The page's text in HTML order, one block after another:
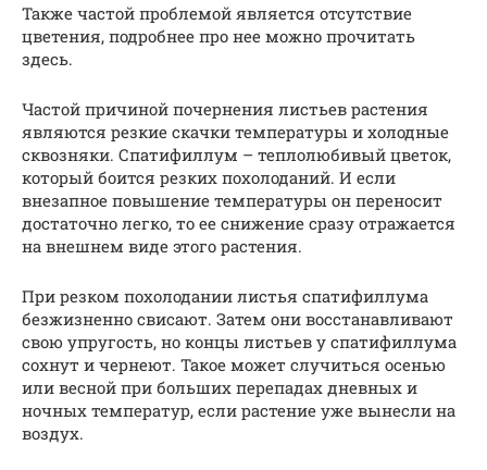
Также частой проблемой является отсутствие
цветения, подробнее про нее можно прочитать
здесь.
Частой причиной почернения листьев растения
являются резкие скачки температуры и холодные
сквозняки. Спатифиллум – теплолюбивый цветок,
который боится резких похолоданий. И если
внезапное повышение температуры он переносит
достаточно легко, то ее снижение сразу отражается
на внешнем виде этого растения.
При резком похолодании листья спатифиллума
безжизненно свисают. Затем они восстанавливают
свою упругость, но концы листьев у спатифиллума
сохнут и чернеют. Такое может случиться осенью
или весной при больших перепадах дневных и
ночных температур, если растение уже вынесли на
воздух.